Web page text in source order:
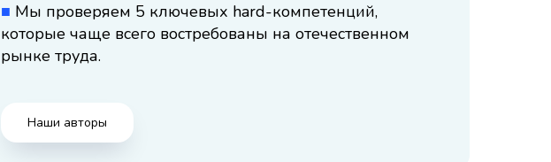
■ Мы проверяем 5 ключевых hard-компетенций,
которые чаще всего востребованы на отечественном
рынке труда.
Наши авторы